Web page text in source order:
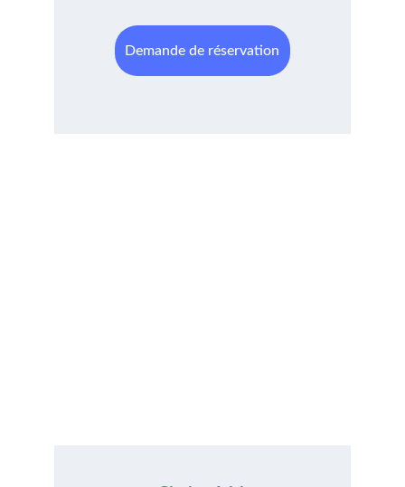
Demande de réservation